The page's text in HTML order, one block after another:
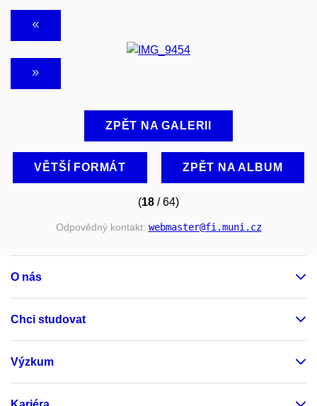
ZPĚT NA GALERII
VĚTŠÍ FORMÁT ZPĚT NA ALBUM
(18 / 64)
Odpovědný kontakt: webmaster@fi.muni.cz
O nás
Chci studovat
Výzkum